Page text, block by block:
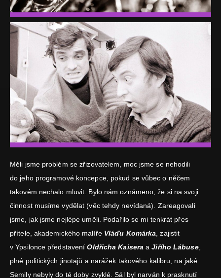
Měli jsme problém se zřizovatelem, moc jsme se nehodili
do jeho programové koncepce, pokud se vůbec o něčem
takovém nechalo mluvit. Bylo nám oznámeno, že si na svoji
činnost musíme vydělat (věc tehdy nevídaná). Zareagovali
jsme, jak jsme nejlépe uměli. Podařilo se mi tenkrát přes
přítele, akademického malíře Vláďu Komárka, zajistit
v Ypsilonce představeníOldřicha Kaisera aJiřího Lábuse,
plné politických jinotajů a narážek takového kalibru, na jaké
Semily nebyly do té doby zvyklé. Sál byl narván k prasknutí